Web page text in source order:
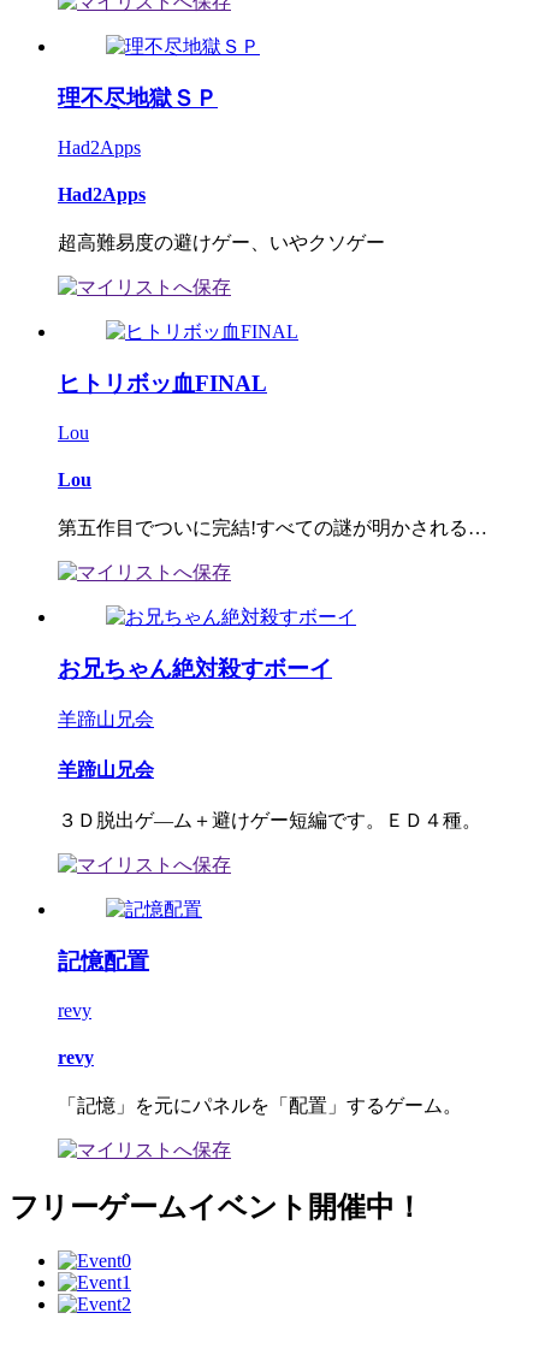
理不尽地獄ＳＰ
Had2Apps
Had2Apps
超高難易度の避けゲー、いやクソゲー
ヒトリボッ血FINAL
Lou
Lou
第五作目でついに完結!すべての謎が明かされる…
お兄ちゃん絶対殺すボーイ
羊蹄山兄会
羊蹄山兄会
３Ｄ脱出ゲ―ム＋避けゲー短編です。ＥＤ４種。
記憶配置
revy
revy
「記憶」を元にパネルを「配置」するゲーム。
フリーゲームイベント開催中！